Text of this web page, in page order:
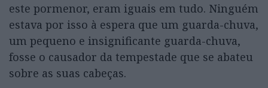
este pormenor, eram iguais em tudo. Ninguém
estava por isso à espera que um guarda-chuva,
um pequeno e insignificante guarda-chuva,
fosse o causador da tempestade que se abateu
sobre as suas cabeças.